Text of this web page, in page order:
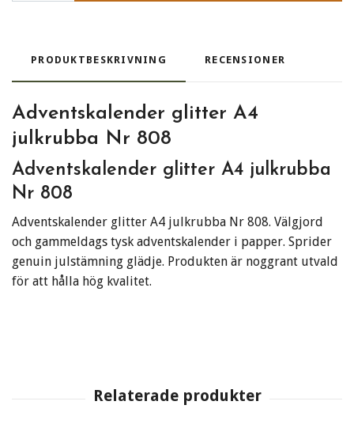
PRODUKTBESKRIVNING RECENSIONER
Adventskalender glitter A4
julkrubba Nr 808
Adventskalender glitter A4 julkrubba
Nr 808
Adventskalender glitter A4 julkrubba Nr 808. Välgjord
och gammeldags tysk adventskalender i papper. Sprider
genuin julstämning glädje. Produkten är noggrant utvald
för att hålla hög kvalitet.